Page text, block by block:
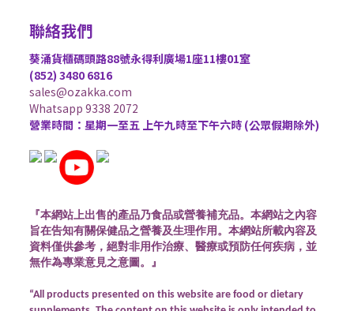
聯絡我們
葵涌貨櫃碼頭路88號永得利廣場1座11樓01室
(852) 3480 6816
sales@ozakka.com
Whatsapp 9338 2072
營業時間：星期一至五 上午九時至下午六時 (公眾假期除外)
『本網站上出售的產品乃食品或營養補充品。本網站之內容
旨在告知有關保健品之營養及生理作用。本網站所載內容及
資料僅供參考，絕對非用作治療、醫療或預防任何疾病，並
無作為專業意見之意圖。』
“All products presented on this website are food or dietary